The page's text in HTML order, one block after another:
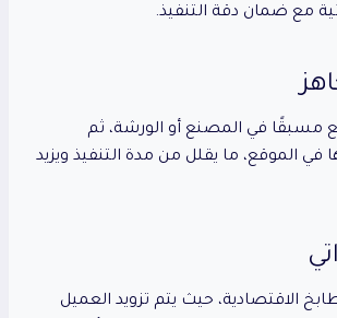
مع ضمان دقة التنفيذ.
مسبقًا في المصنع أو الورشة، ثم
في الموقع، ما يقلل من مدة التنفيذ ويزيد
الاقتصادية، حيث يتم تزويد العميل